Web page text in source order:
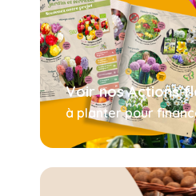
Voir nos Actions
à planter pour